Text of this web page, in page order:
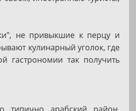
не привыкшие к перцу и
кулинарный уголок, где
гастрономии так получить